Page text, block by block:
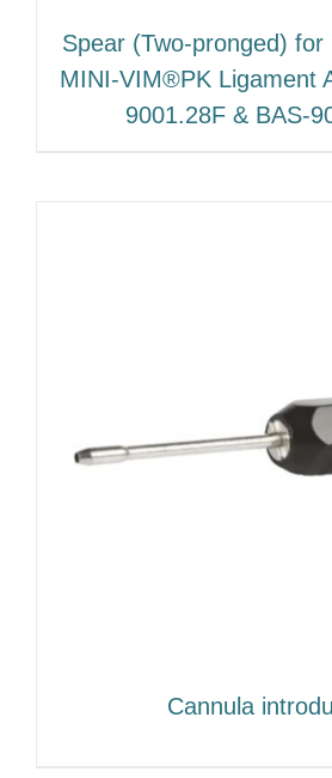
Spear (Two‐pronged)
MINI‐VIM®PK Ligament
9001.28F &
Cannula